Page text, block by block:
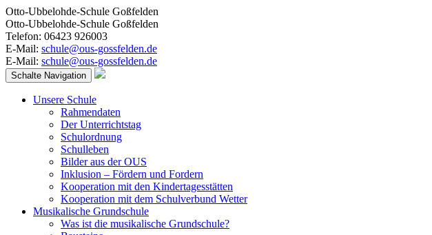
Otto-Ubbelohde-Schule Goßfelden
Otto-Ubbelohde-Schule Goßfelden
Telefon: 06423 926003
E-Mail: schule@ous-gossfelden.de
E-Mail: schule@ous-gossfelden.de
Schalte Navigation
Unsere Schule
Rahmendaten
Der Unterrichtstag
Schulordnung
Schulleben
Bilder aus der OUS
Inklusion – Fördern und Fordern
Kooperation mit den Kindertagesstätten
Kooperation mit dem Schulverbund Wetter
Musikalische Grundschule
Was ist die musikalische Grundschule?